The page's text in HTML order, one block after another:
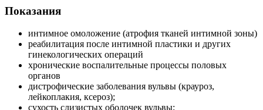
Показания
интимное омоложение (атрофия тканей интимной зоны)
реабилитация после интимной пластики и других
гинекологических операций
хронические воспалительные процессы половых
органов
дистрофические заболевания вульвы (крауроз,
лейкоплакия, ксероз);
сухость слизистых оболочек вульвы;